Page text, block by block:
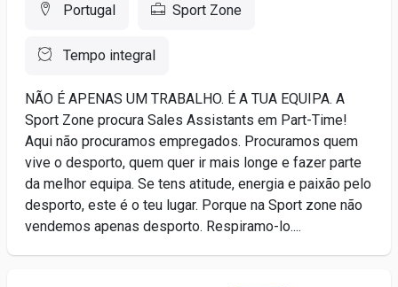
Portugal Sport Zone
Tempo integral
NÃO É APENAS UM TRABALHO. É A TUA EQUIPA. A
Sport Zone procura Sales Assistants em Part-Time!
Aqui não procuramos empregados. Procuramos quem
vive o desporto, quem quer ir mais longe e fazer parte
da melhor equipa. Se tens atitude, energia e paixão pelo
desporto, este é o teu lugar. Porque na Sport zone não
vendemos apenas desporto. Respiramo-lo....